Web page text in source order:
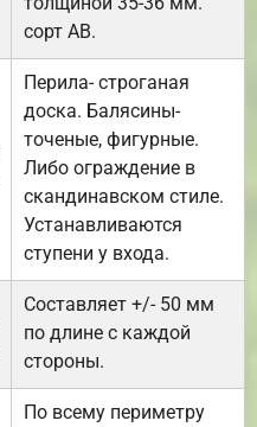
сорт АВ.
Перила- строганая
доска. Балясины-
точеные, фигурные.
Либо ограждение в
скандинавском стиле.
Устанавливаются
ступени у входа.
Составляет +/- 50 мм
по длине с каждой
стороны.
По всему периметру